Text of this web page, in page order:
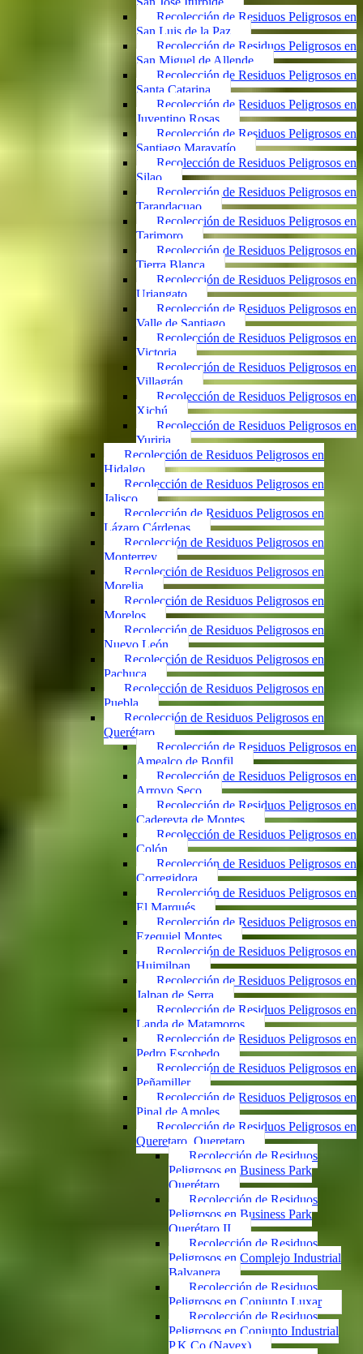
Recolección de Residuos Peligrosos en
San Luis de la Paz
Recolección de Residuos Peligrosos en
San Miguel de Allende
Recolección de Residuos Peligrosos en
Santa Catarina
Recolección de Residuos Peligrosos en
Juventino Rosas
Recolección de Residuos Peligrosos en
Santiago Maravatío
Recolección de Residuos Peligrosos en
Silao
Recolección de Residuos Peligrosos en
Tarandacuao
Recolección de Residuos Peligrosos en
Tarimoro
Recolección de Residuos Peligrosos en
Tierra Blanca
Recolección de Residuos Peligrosos en
Uriangato
Recolección de Residuos Peligrosos en
Valle de Santiago
Recolección de Residuos Peligrosos en
Victoria
Recolección de Residuos Peligrosos en
Villagrán
Recolección de Residuos Peligrosos en
Xichú
Recolección de Residuos Peligrosos en
Yuriria
Recolección de Residuos Peligrosos en
Hidalgo
Recolección de Residuos Peligrosos en
Jalisco
Recolección de Residuos Peligrosos en
Lázaro Cárdenas
Recolección de Residuos Peligrosos en
Monterrey
Recolección de Residuos Peligrosos en
Morelia
Recolección de Residuos Peligrosos en
Morelos
Recolección de Residuos Peligrosos en
Nuevo León
Recolección de Residuos Peligrosos en
Pachuca
Recolección de Residuos Peligrosos en
Puebla
Recolección de Residuos Peligrosos en
Querétaro
Recolección de Residuos Peligrosos en
Amealco de Bonfil
Recolección de Residuos Peligrosos en
Arroyo Seco
Recolección de Residuos Peligrosos en
Cadereyta de Montes
Recolección de Residuos Peligrosos en
Colón
Recolección de Residuos Peligrosos en
Corregidora
Recolección de Residuos Peligrosos en
El Marqués
Recolección de Residuos Peligrosos en
Ezequiel Montes
Recolección de Residuos Peligrosos en
Huimilpan
Recolección de Residuos Peligrosos en
Jalpan de Serra
Recolección de Residuos Peligrosos en
Landa de Matamoros
Recolección de Residuos Peligrosos en
Pedro Escobedo
Recolección de Residuos Peligrosos en
Peñamiller
Recolección de Residuos Peligrosos en
Pinal de Amoles
Recolección de Residuos Peligrosos en
Queretaro, Queretaro
Recolección de Residuos
Peligrosos en Business Park
Querétaro
Recolección de Residuos
Peligrosos en Business Park
Querétaro II
Recolección de Residuos
Peligrosos en Complejo Industrial
Balvanera
Recolección de Residuos
Peligrosos en Conjunto Luxar
Recolección de Residuos
Peligrosos en Conjunto Industrial
P.K.Co (Navex)